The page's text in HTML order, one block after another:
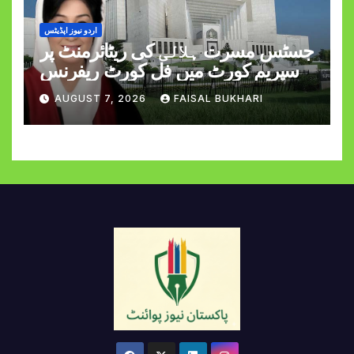
اردو نیوز اپڈیٹس
جسٹس مسرت ہلالی کی ریٹائرمنٹ پر
سپریم کورٹ میں فل کورٹ ریفرنس
AUGUST 7, 2026 FAISAL BUKHARI